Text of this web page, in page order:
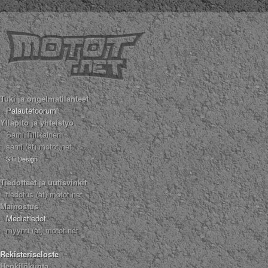
Tuki ja ongelmatilanteet
Palautefoorumi
Ylläpito ja yhteistyö
Sami Tiilikainen
sami (ät) motot.net
STi Design
Tiedotteet ja uutisvinkit
tiedotus (ät) motot.net
Mainostus
Mediatiedot
myynti (ät) motot.net
Rekisteriseloste